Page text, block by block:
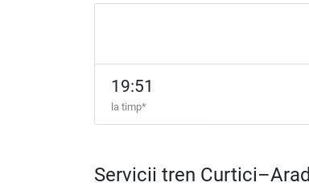
19:51
la timp*
Servicii tren Curtici–Arad